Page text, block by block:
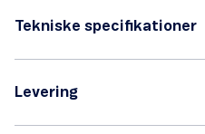
Tekniske specifikationer
Levering